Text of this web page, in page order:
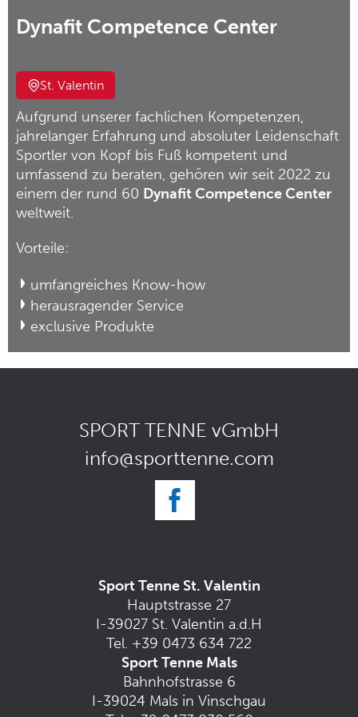
Dynafit Competence Center
St. Valentin
Aufgrund unserer fachlichen Kompetenzen,
jahrelanger Erfahrung und absoluter Leidenschaft
Sportler von Kopf bis Fuß kompetent und
umfassend zu beraten, gehören wir seit 2022 zu
einem der rund 60 Dynafit Competence Center
weltweit.
Vorteile:
umfangreiches Know-how
herausragender Service
exclusive Produkte
SPORT TENNE vGmbH
info@sporttenne.com
Sport Tenne St. Valentin
Hauptstrasse 27
I-39027 St. Valentin a.d.H
Tel. +39 0473 634 722
Sport Tenne Mals
Bahnhofstrasse 6
I-39024 Mals in Vinschgau